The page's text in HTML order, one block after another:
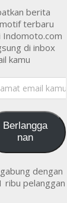
berita
terbaru
Indomoto.com
di inbox
kamu
Berlangga
nan
dengan
ribu pelanggan